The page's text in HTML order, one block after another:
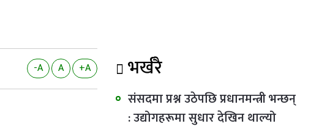
-A A +A भर्खरै
संसदमा प्रश्न उठेपछि प्रधानमन्त्री भन्छन्
: उद्योगहरूमा सुधार देखिन थाल्यो